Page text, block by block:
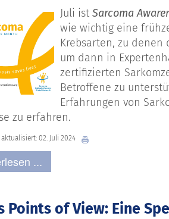
Juli ist Sarcoma
wie wichtig eine
Krebsarten, zu denen
um dann in
zertifizierten
Betroffene zu
Erfahrungen von
zu erfahren.
02. Juli 2024
...
Points of View: Eine